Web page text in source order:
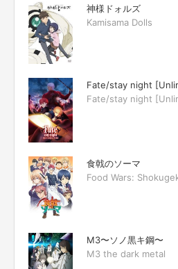
神様ドォルズ
Kamisama Dolls
Fate/stay night
Fate/stay night
食戟のソーマ
Food Wars:
M3〜ソノ黒キ鋼〜
M3 the dark metal